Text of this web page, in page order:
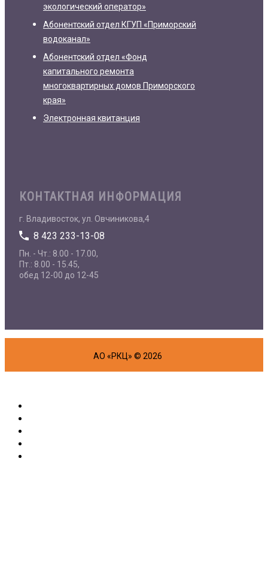
экологический оператор»
Абонентский отдел КГУП «Приморский
водоканал»
Абонентский отдел «Фонд
капитального ремонта
многоквартирных домов Приморского
края»
Электронная квитанция
КОНТАКТНАЯ ИНФОРМАЦИЯ
г. Владивосток, ул. Овчиникова,4
8 423 233-13-08
Пн. - Чт.: 8.00 - 17.00,
Пт.: 8.00 - 15.45,
обед 12-00 до 12-45
АО «РКЦ» © 2026